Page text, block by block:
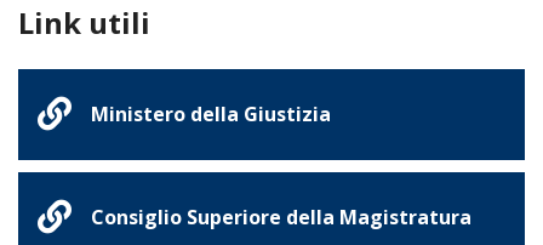
Link utili
Ministero della Giustizia
Consiglio Superiore della Magistratura